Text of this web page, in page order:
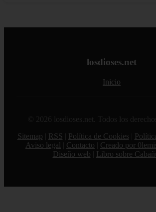
losdioses.net
Inicio
© 2026 losdioses.net. Todos los
Sitemap
RSS Política de Cookies
Aviso legal
Contacto
Creado por
Diseño web
Libro sobre